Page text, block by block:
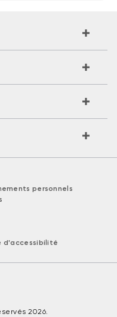
personnels
d'accessibilité
2026.